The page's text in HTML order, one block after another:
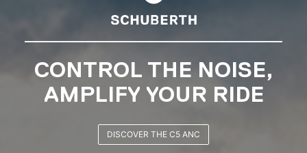
SCHUBERTH RIDERS
CLUB
JOIN NOW